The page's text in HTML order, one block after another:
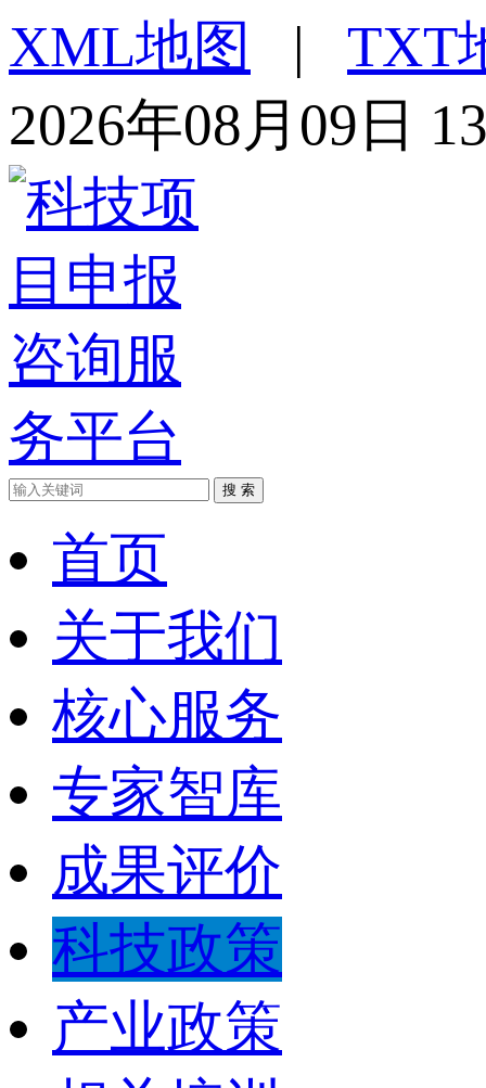
XML地图 | TXT
2026年08月09日
搜 索
首页
关于我们
核心服务
专家智库
成果评价
科技政策
产业政策